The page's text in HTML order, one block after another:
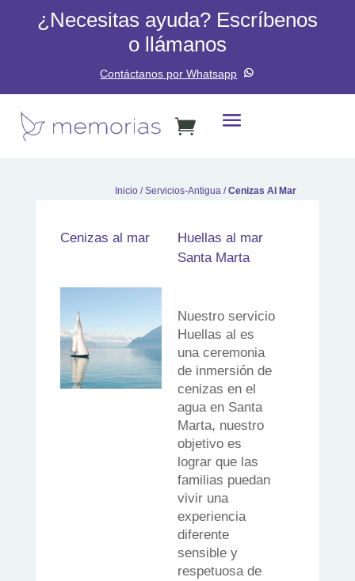
¿Necesitas ayuda? Escríbenos
o llámanos
Contáctanos por Whatsapp
Inicio/Servicios-Antigua/Cenizas Al Mar
Cenizas al mar
Huellas al mar
Santa Marta
Nuestro servicio
Huellas al es
una ceremonia
de inmersión de
cenizas en el
agua en Santa
Marta, nuestro
objetivo es
lograr que las
familias puedan
vivir una
experiencia
diferente
sensible y
respetuosa de